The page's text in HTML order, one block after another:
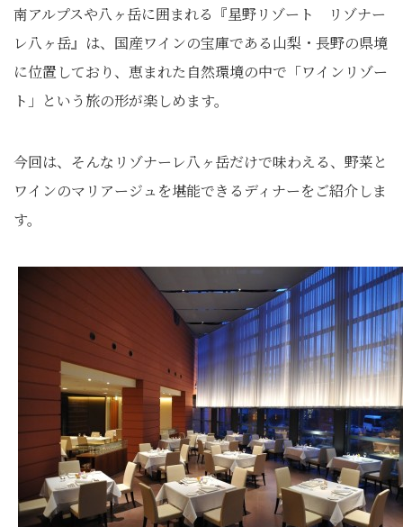
南アルプスや八ヶ岳に囲まれる『星野リゾート リゾナー
レ八ヶ岳』は、国産ワインの宝庫である山梨・長野の県境
に位置しており、恵まれた自然環境の中で「ワインリゾー
ト」という旅の形が楽しめます。
今回は、そんなリゾナーレ八ヶ岳だけで味わえる、野菜と
ワインのマリアージュを堪能できるディナーをご紹介しま
す。